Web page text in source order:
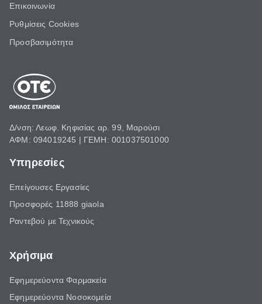
Επικοινωνία
Ρυθμίσεις Cookies
Προσβασιμότητα
Δ/νση: Λεωφ. Κηφισίας αρ. 99, Μαρούσι
ΑΦΜ: 094019245 | ΓΕΜΗ: 001037501000
Υπηρεσίες
Επείγουσες Εργασίες
Προσφορές 11888 giaola
Ραντεβού με Τεχνικούς
Χρήσιμα
Εφημερεύοντα Φαρμακεία
Εφημερεύοντα Νοσοκομεία